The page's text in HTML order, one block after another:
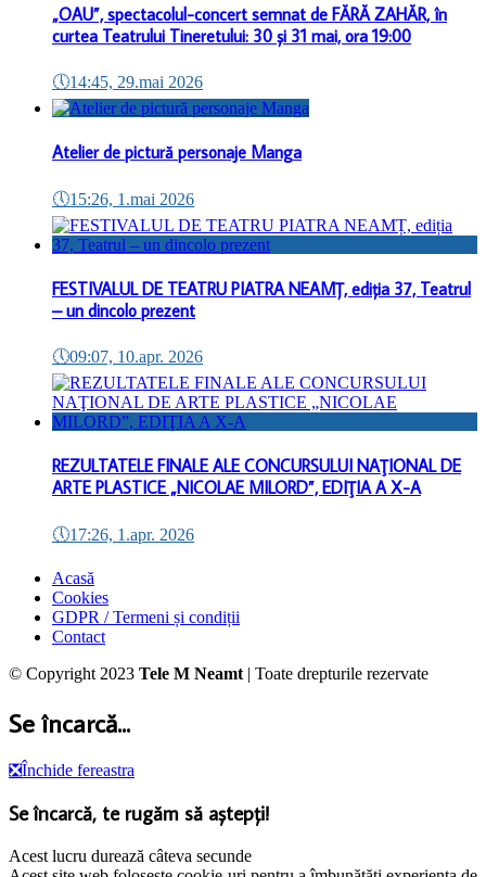
„OAU”, spectacolul-concert semnat de FĂRĂ ZAHĂR, în
curtea Teatrului Tineretului: 30 și 31 mai, ora 19:00
🕔14:45, 29.mai 2026
Atelier de pictură personaje Manga
🕔15:26, 1.mai 2026
FESTIVALUL DE TEATRU PIATRA NEAMȚ, ediția 37, Teatrul
– un dincolo prezent
🕔09:07, 10.apr. 2026
REZULTATELE FINALE ALE CONCURSULUI NAŢIONAL DE
ARTE PLASTICE „NICOLAE MILORD”, EDIŢIA A X-A
🕔17:26, 1.apr. 2026
Acasă
Cookies
GDPR / Termeni și condiții
Contact
© Copyright 2023 Tele M Neamt | Toate drepturile rezervate
Se încarcă...
❎Închide fereastra
Se încarcă, te rugăm să aștepți!
Acest lucru durează câteva secunde